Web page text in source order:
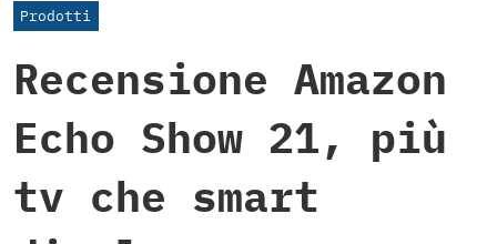
Prodotti
Recensione Amazon
Echo Show 21, più
tv che smart